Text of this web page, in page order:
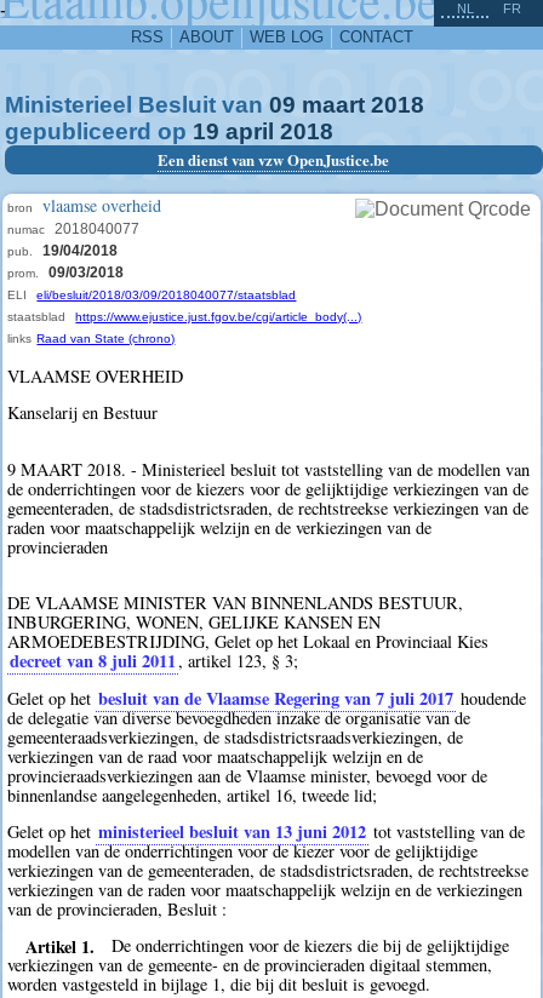
-
RSS ABOUT WEB LOG CONTACT
NL FR
Ministerieel Besluit van 09 maart 2018
gepubliceerd op 19 april 2018
Een dienst van vzw OpenJustice.be
bron vlaamse overheid
numac 2018040077
pub. 19/04/2018
prom. 09/03/2018
ELI
eli/besluit/2018/03/09/2018040077/staatsblad
staatsblad
https://www.ejustice.just.fgov.be/cgi/article_body(...)
links Raad van State (chrono)
VLAAMSE OVERHEID
Kanselarij en Bestuur
9 MAART 2018. - Ministerieel besluit tot vaststelling van de modellen van
de onderrichtingen voor de kiezers voor de gelijktijdige verkiezingen van de
gemeenteraden, de stadsdistrictsraden, de rechtstreekse verkiezingen van de
raden voor maatschappelijk welzijn en de verkiezingen van de
provincieraden
DE VLAAMSE MINISTER VAN BINNENLANDS BESTUUR,
INBURGERING, WONEN, GELIJKE KANSEN EN
ARMOEDEBESTRIJDING, Gelet op het Lokaal en Provinciaal Kies
decreet van 8 juli 2011, artikel 123, § 3;
Gelet op het besluit van de Vlaamse Regering van 7 juli 2017 houdende
de delegatie van diverse bevoegdheden inzake de organisatie van de
gemeenteraadsverkiezingen, de stadsdistrictsraadsverkiezingen, de
verkiezingen van de raad voor maatschappelijk welzijn en de
provincieraadsverkiezingen aan de Vlaamse minister, bevoegd voor de
binnenlandse aangelegenheden, artikel 16, tweede lid;
Gelet op het ministerieel besluit van 13 juni 2012 tot vaststelling van de
modellen van de onderrichtingen voor de kiezer voor de gelijktijdige
verkiezingen van de gemeenteraden, de stadsdistrictsraden, de rechtstreekse
verkiezingen van de raden voor maatschappelijk welzijn en de verkiezingen
van de provincieraden, Besluit :
Artikel 1.
De onderrichtingen voor de kiezers die bij de gelijktijdige
verkiezingen van de gemeente- en de provincieraden digitaal stemmen,
worden vastgesteld in bijlage 1, die bij dit besluit is gevoegd.
^